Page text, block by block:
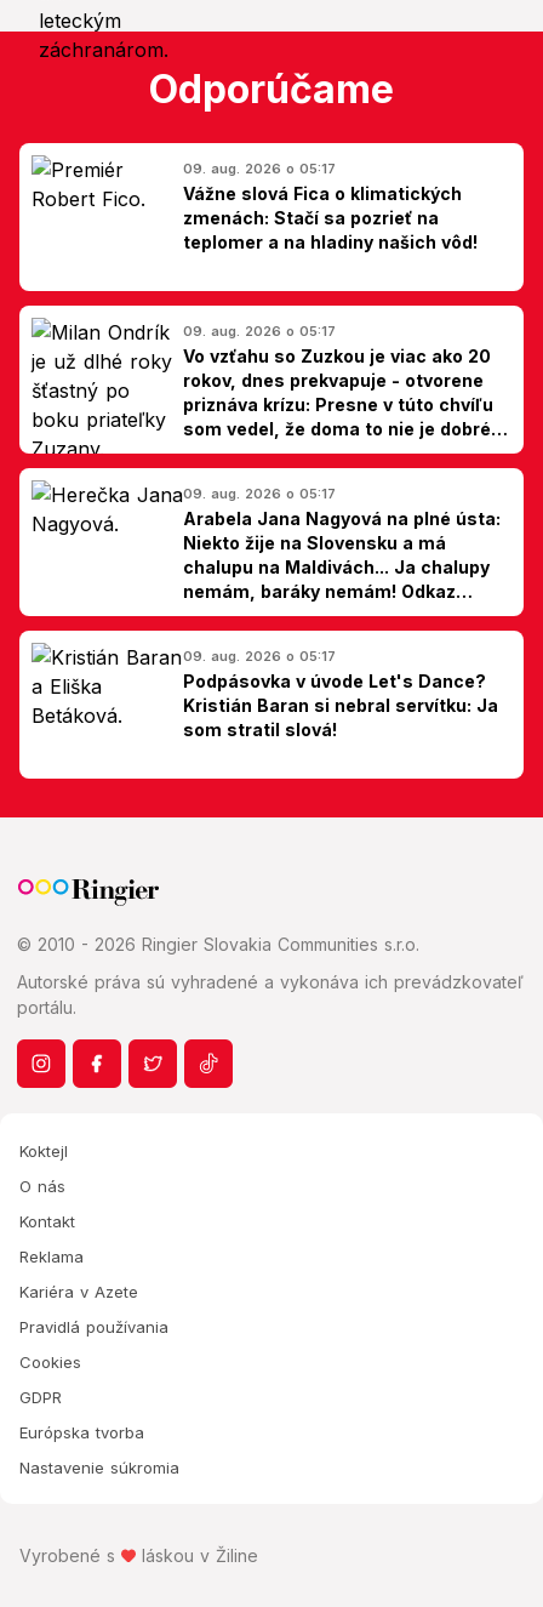
Odporúčame
09. aug. 2026 o 05:17
Vážne slová Fica o klimatických
zmenách: Stačí sa pozrieť na
teplomer a na hladiny našich vôd!
09. aug. 2026 o 05:17
Vo vzťahu so Zuzkou je viac ako 20
rokov, dnes prekvapuje - otvorene
priznáva krízu: Presne v túto chvíľu
som vedel, že doma to nie je dobré,
hovorí Milan Ondrík
09. aug. 2026 o 05:17
Arabela Jana Nagyová na plné ústa:
Niekto žije na Slovensku a má
chalupu na Maldivách... Ja chalupy
nemám, baráky nemám! Odkaz
Slovákom
09. aug. 2026 o 05:17
Podpásovka v úvode Let's Dance?
Kristián Baran si nebral servítku: Ja
som stratil slová!
© 2010 - 2026 Ringier Slovakia Communities s.r.o.
Autorské práva sú vyhradené a vykonáva ich prevádzkovateľ
portálu.
Koktejl
O nás
Kontakt
Reklama
Kariéra v Azete
Pravidlá používania
Cookies
GDPR
Európska tvorba
Nastavenie súkromia
Vyrobené s láskou v Žiline